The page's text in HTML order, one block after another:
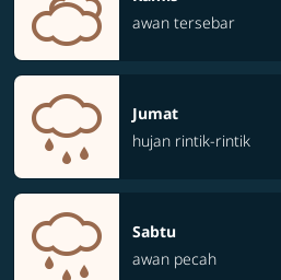
awan tersebar
Jumat
hujan rintik-rintik
Sabtu
awan pecah